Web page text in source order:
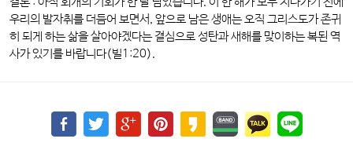
우리의 발자취를 더듬어 보면서, 앞으로 남은 생애는 오직 그리스도가 존귀
히 되게 하는 삶을 살아야겠다는 결심으로 성탄과 새해를 맞이하는 복된 역
사가 있기를 바랍니다(빌1:20).